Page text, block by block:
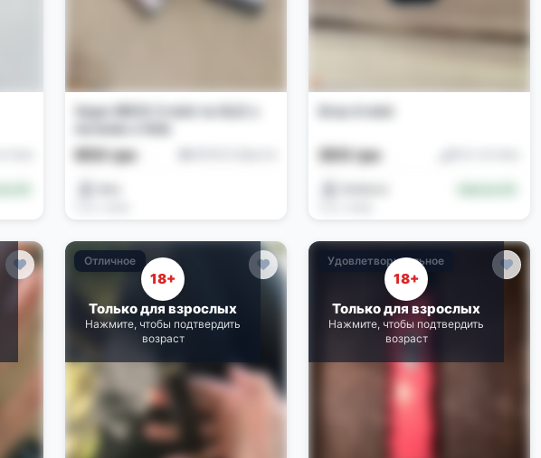
Vape XROS 3 mini та GLO з
650 грн
Xros 4 mini
300 грн
Отличное
18+
Только для взрослых
Нажмите, чтобы подтвердить
возраст
Удовлетворительное
18+
Только для взрослых
Нажмите, чтобы подтвердить
возраст